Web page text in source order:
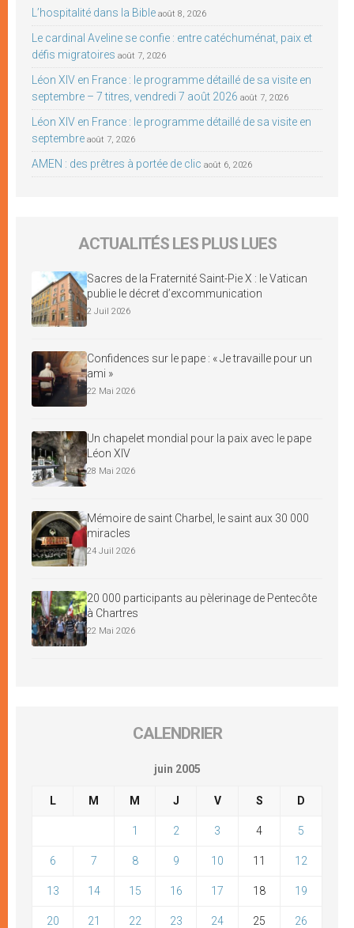
L’hospitalité dans la Bible août 8, 2026
Le cardinal Aveline se confie : entre catéchuménat, paix et
défis migratoires août 7, 2026
Léon XIV en France : le programme détaillé de sa visite en
septembre – 7 titres, vendredi 7 août 2026 août 7, 2026
Léon XIV en France : le programme détaillé de sa visite en
septembre août 7, 2026
AMEN : des prêtres à portée de clic août 6, 2026
ACTUALITÉS LES PLUS LUES
Sacres de la Fraternité Saint-Pie X : le Vatican
publie le décret d’excommunication
2 Juil 2026
Confidences sur le pape : « Je travaille pour un
ami »
22 Mai 2026
Un chapelet mondial pour la paix avec le pape
Léon XIV
28 Mai 2026
Mémoire de saint Charbel, le saint aux 30 000
miracles
24 Juil 2026
20 000 participants au pèlerinage de Pentecôte
à Chartres
22 Mai 2026
CALENDRIER
juin 2005
L M M J V S D
1 2 3 4 5
6 7 8 9 10 11 12
13 14 15 16 17 18 19
20 21 22 23 24 25 26